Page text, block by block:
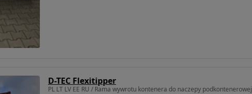
D-TEC Flexitipper
PL LT LV EE RU / Rama wywrotu kontenera do naczepy podkontenerowej